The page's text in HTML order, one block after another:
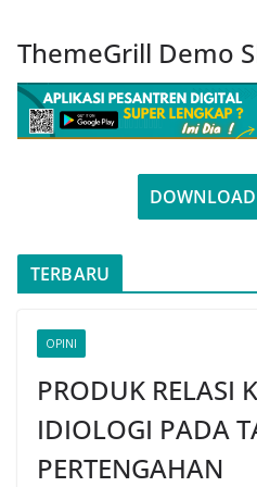
ThemeGrill Demo
TERBARU
OPINI
PRODUK RELASI
IDIOLOGI PADA
PERTENGAHAN